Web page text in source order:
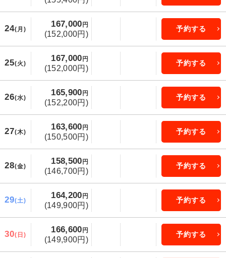
24(月)
167,000円
(152,000円)
予約する
25(火)
167,000円
(152,000円)
予約する
26(水)
165,900円
(152,200円)
予約する
27(木)
163,600円
(150,500円)
予約する
28(金)
158,500円
(146,700円)
予約する
29(土)
164,200円
(149,900円)
予約する
30(日)
166,600円
(149,900円)
予約する